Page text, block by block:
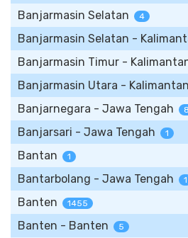
Banjarmasin Selatan 4
Banjarmasin Selatan -
Banjarmasin Timur -
Banjarmasin Utara -
Banjarnegara - Jawa Tengah 8
Banjarsari - Jawa Tengah 1
Bantan 1
Bantarbolang - Jawa Tengah 1
Banten 1455
Banten - Banten 5